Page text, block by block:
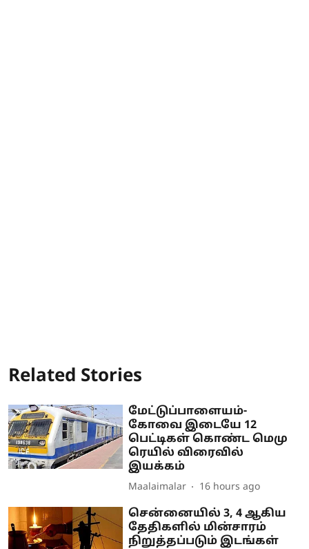
Related Stories
மேட்டுப்பாளையம்-
கோவை இடையே 12
பெட்டிகள் கொண்ட மெமு
ரெயில் விரைவில்
இயக்கம்
Maalaimalar 16 hours ago
சென்னையில் 3, 4 ஆகிய
தேதிகளில் மின்சாரம்
நிறுத்தப்படும் இடங்கள்